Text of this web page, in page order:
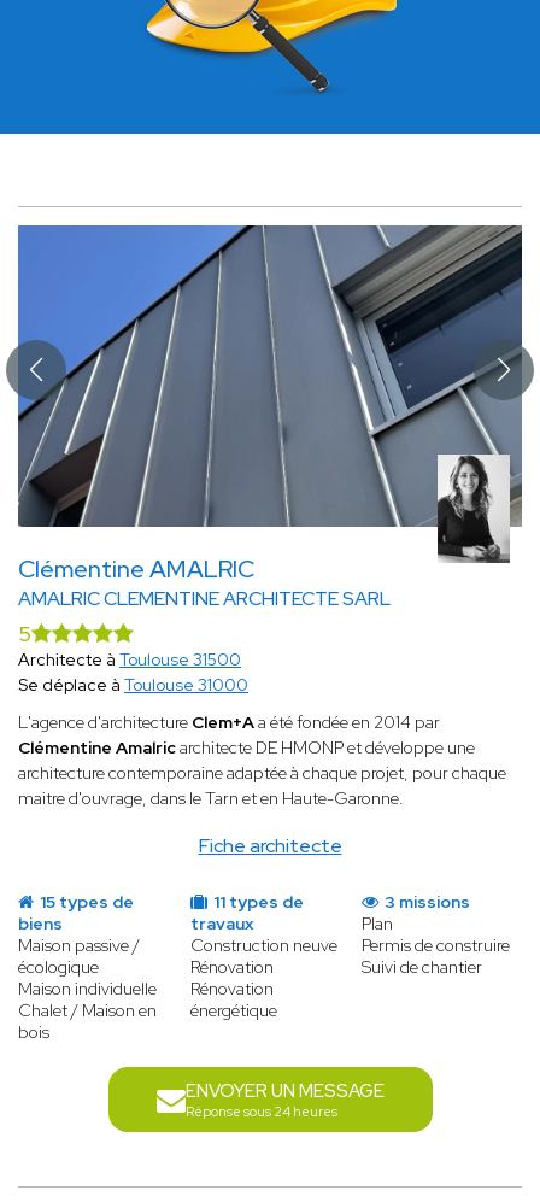
Clémentine AMALRIC
AMALRIC CLEMENTINE ARCHITECTE SARL
Fiche architecte
5
Architecte à Toulouse 31500
Se déplace à Toulouse 31000
L'agence d'architecture Clem+Aa été fondée en 2014 par
Clémentine Amalricarchitecte DE HMONP et développe une
architecture contemporaine adaptée à chaque projet, pour chaque
maitre d'ouvrage, dans le Tarn et en Haute-Garonne.
15 types de
biens
Maison passive /
écologique
Maison individuelle
Chalet / Maison en
bois
11 types de
travaux
Construction neuve
Rénovation
Rénovation
énergétique
3 missions
Plan
Permis de construire
Suivi de chantier
ENVOYER UN MESSAGE
Réponse sous 24 heures